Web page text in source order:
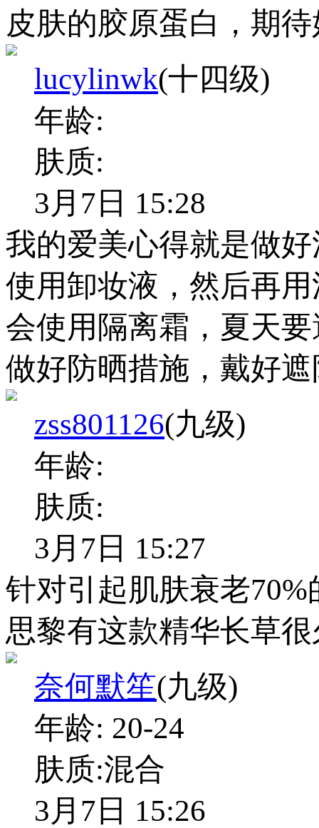
皮肤的胶原蛋白，期
lucylinwk(十四级)
年龄:
肤质:
3月7日 15:28
我的爱美心得就是做
使用卸妆液，然后再
会使用隔离霜，夏天
做好防晒措施，戴好
zss801126(九级)
年龄:
肤质:
3月7日 15:27
针对引起肌肤衰老
思黎有这款精华长草
奈何默笙(九级)
年龄: 20-24
肤质:混合
3月7日 15:26